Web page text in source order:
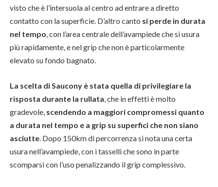
visto che è l’intersuola al centro ad entrare a diretto
contatto con la superficie. D’altro canto si perde in durata
nel tempo, con l’area centrale dell’avampiede che si usura
più rapidamente, e nel grip che non è particolarmente
elevato su fondo bagnato.
La scelta di Saucony è stata quella di privilegiare la
risposta durante la rullata , che in effetti è molto
gradevole, scendendo a maggiori compromessi quanto
a durata nel tempo e a grip su superfici che non siano
asciutte . Dopo 150km di percorrenza si nota una certa
usura nell’avampiede, con i tasselli che sono in parte
scomparsi con l’uso penalizzando il grip complessivo.